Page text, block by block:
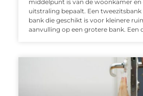
middelpunt is van de woonkamer en
uitstraling bepaalt. Een tweezitsbank
bank die geschikt is voor kleinere
aanvulling op een grotere bank. Een